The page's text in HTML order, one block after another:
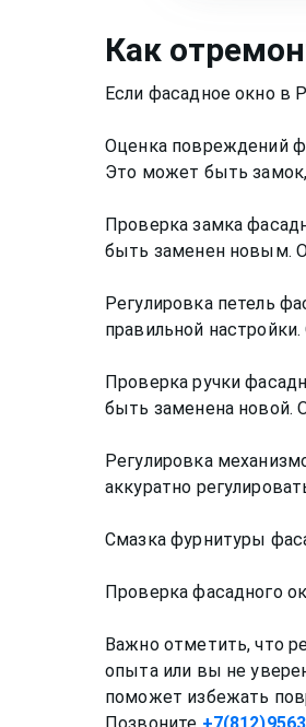
Как
Если фасадное окно в
Оценка повреждений
Это может быть замок,
Проверка замка
быть заменен новым.
Регулировка петель
правильной
Проверка ручки
быть заменена новой.
Регулировка
аккуратно
Смазка фурнитуры
Проверка фасадного
Важно отметить, что
опыта или вы не
поможет избежать
Позвоните